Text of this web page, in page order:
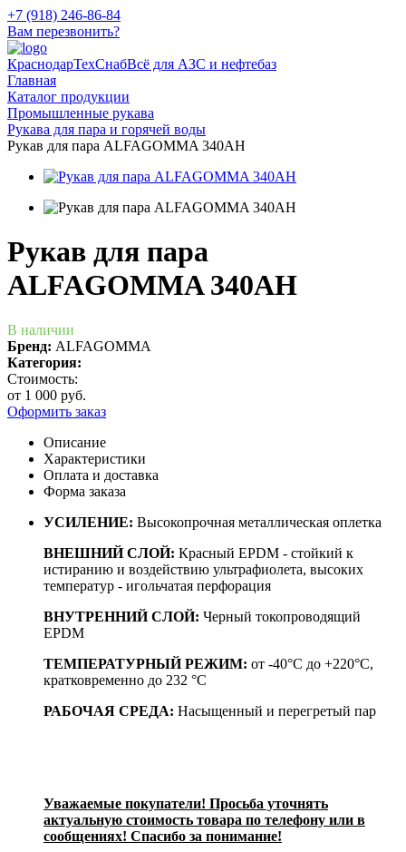
+7 (918) 246-86-84
Вам перезвонить?
КраснодарТехСнабВсё для АЗС и нефтебаз
Главная
Каталог продукции
Промышленные рукава
Рукава для пара и горячей воды
Рукав для пара ALFAGOMMA 340AH
Рукав для пара
ALFAGOMMA 340AH
В наличии
Бренд: ALFAGOMMA
Категория:
Стоимость:
от 1 000 руб.
Оформить заказ
Описание
Характеристики
Оплата и доставка
Форма заказа
УСИЛЕНИЕ: Высокопрочная металлическая оплетка
ВНЕШНИЙ СЛОЙ: Красный EPDM - стойкий к
истиранию и воздействию ультрафиолета, высоких
температур - игольчатая перфорация
ВНУТРЕННИЙ СЛОЙ: Черный токопроводящий
EPDM
ТЕМПЕРАТУРНЫЙ РЕЖИМ: от -40°С до +220°С,
кратковременно до 232 °C
РАБОЧАЯ СРЕДА: Насыщенный и перегретый пар
Уважаемые покупатели! Просьба уточнять
актуальную стоимость товара по телефону или в
сообщениях! Спасибо за понимание!